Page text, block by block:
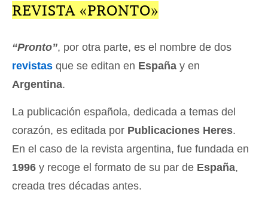
REVISTA «PRONTO»
“Pronto”, por otra parte, es el nombre de dos
revistas que se editan en España y en
Argentina.
La publicación española, dedicada a temas del
corazón, es editada por Publicaciones Heres.
En el caso de la revista argentina, fue fundada en
1996 y recoge el formato de su par de España,
creada tres décadas antes.